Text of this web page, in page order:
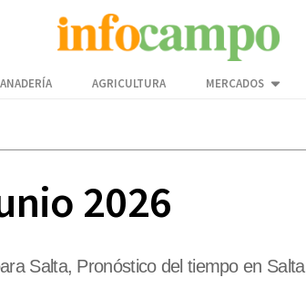
AGRICULTURA MERCADOS
2026
Salta, Pronóstico del tiempo en Salta